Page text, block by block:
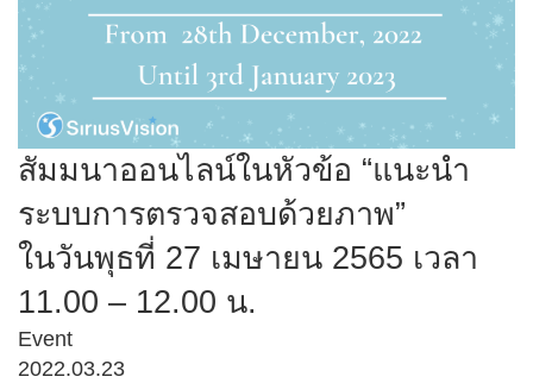
สัมมนาออนไลน์ในหัวข้อ “แนะนำ
ระบบการตรวจสอบด้วยภาพ”
ในวันพุธที่ 27 เมษายน 2565 เวลา
11.00 – 12.00 น.
Event
2022.03.23